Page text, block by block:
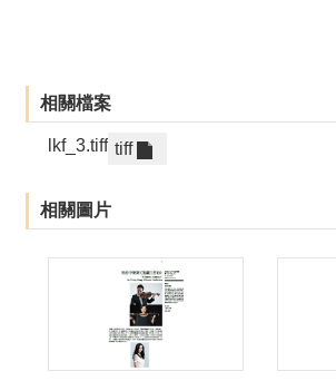
相關檔案
lkf_3.tiff tiff
相關圖片